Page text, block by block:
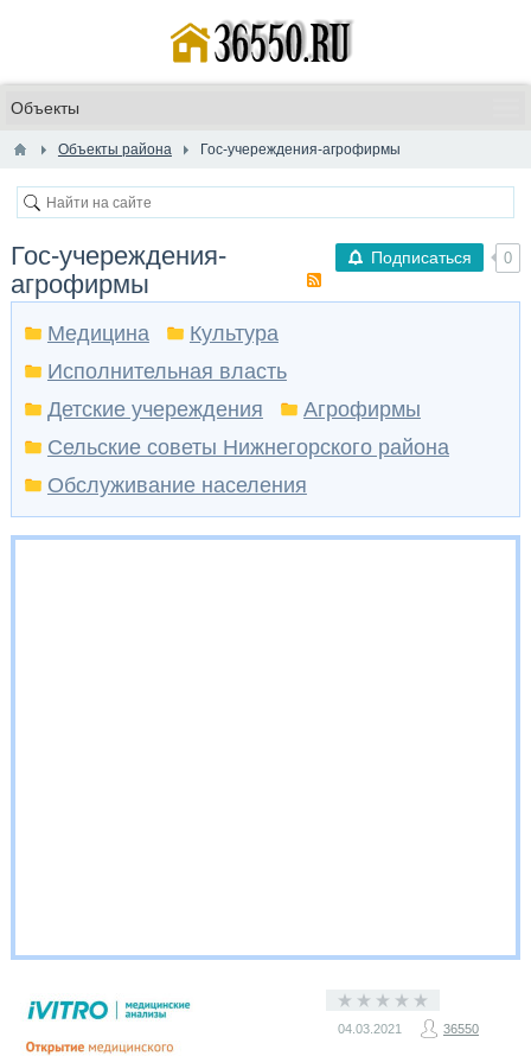
Объекты района Гос-учереждения-агрофирмы
Подписаться 0
Гос-учереждения-
агрофирмы
Медицина
Культура
Исполнительная власть
Детские учереждения
Агрофирмы
Сельские советы Нижнегорского района
Обслуживание населения
04.03.2021 36550